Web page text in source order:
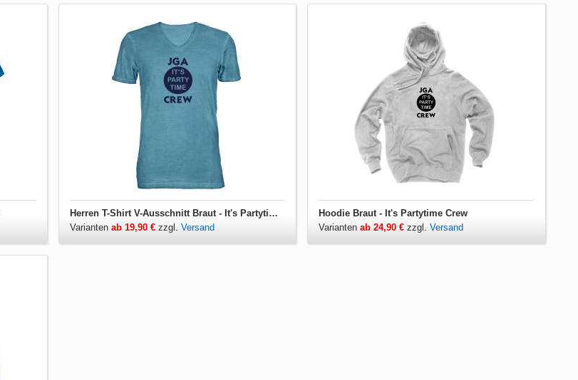
Herren T-Shirt V-Ausschnitt Braut - It's Partytime Crew
Varianten ab 19,90 €zzgl. Versand
Hoodie Braut - It's Partytime Crew
Variantenab 24,90 € zzgl.Versand